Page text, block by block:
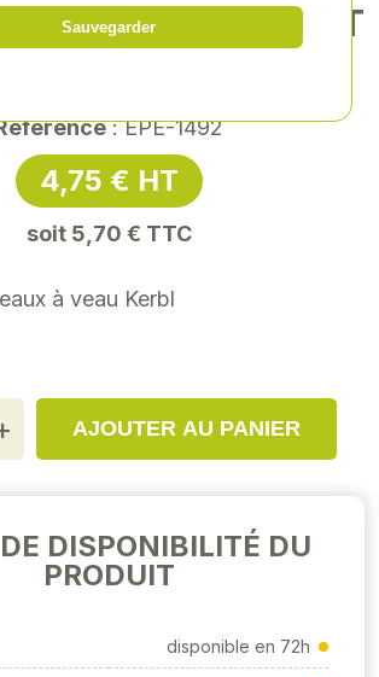
REMPLACEMENT
PAR 2 P XX
: EPE-1492
4,75 € HT
soit 5,70 € TTC
à veau Kerbl
AJOUTER AU PANIER
DISPONIBILITÉ DU
PRODUIT
disponible en 72h
Sauvegarder